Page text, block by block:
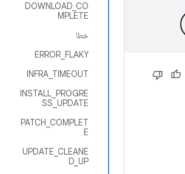
DOWNLOAD_CO
MPLETE
خطا
ERROR_FLAKY
INFRA_TIMEOUT
INSTALL_PROGRE
SS_UPDATE
PATCH_COMPLET
E
UPDATE_CLEANE
D_UP